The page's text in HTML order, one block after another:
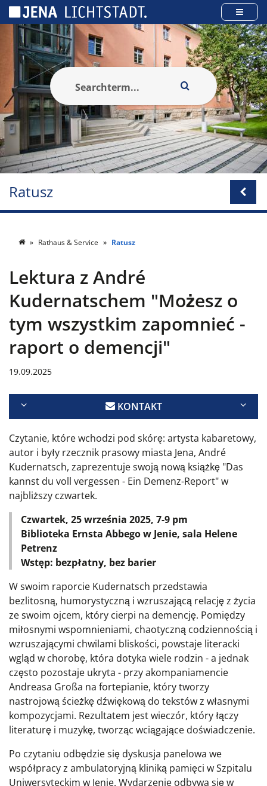
Ratusz
Rathaus & Service Ratusz
Lektura z André
Kudernatschem "Możesz o
tym wszystkim zapomnieć -
raport o demencji"
19.09.2025
KONTAKT
Czytanie, które wchodzi pod skórę: artysta kabaretowy,
autor i były rzecznik prasowy miasta Jena, André
Kudernatsch, zaprezentuje swoją nową książkę "Das
kannst du voll vergessen - Ein Demenz-Report" w
najbliższy czwartek.
Czwartek, 25 września 2025, 7-9 pm
Biblioteka Ernsta Abbego w Jenie, sala Helene
Petrenz
Wstęp: bezpłatny, bez barier
W swoim raporcie Kudernatsch przedstawia
bezlitosną, humorystyczną i wzruszającą relację z życia
ze swoim ojcem, który cierpi na demencję. Pomiędzy
miłosnymi wspomnieniami, chaotyczną codziennością i
wzruszającymi chwilami bliskości, powstaje literacki
wgląd w chorobę, która dotyka wiele rodzin - a jednak
często pozostaje ukryta - przy akompaniamencie
Andreasa Großa na fortepianie, który tworzy
nastrojową ścieżkę dźwiękową do tekstów z własnymi
kompozycjami. Rezultatem jest wieczór, który łączy
literaturę i muzykę, tworząc wciągające doświadczenie.
Po czytaniu odbędzie się dyskusja panelowa we
współpracy z ambulatoryjną kliniką pamięci w Szpitalu
Uniwersyteckim w Jenie. Wydarzenie odbywa się w
Panel zarządzania plikami cookies